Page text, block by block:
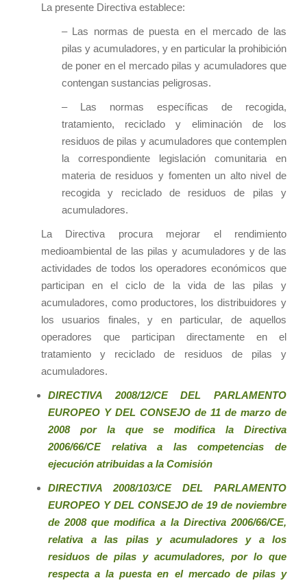
La presente Directiva establece:
– Las normas de puesta en el mercado de las
pilas y acumuladores, y en particular la prohibición
de poner en el mercado pilas y acumuladores que
contengan sustancias peligrosas.
– Las normas específicas de recogida,
tratamiento, reciclado y eliminación de los
residuos de pilas y acumuladores que contemplen
la correspondiente legislación comunitaria en
materia de residuos y fomenten un alto nivel de
recogida y reciclado de residuos de pilas y
acumuladores.
La Directiva procura mejorar el rendimiento
medioambiental de las pilas y acumuladores y de las
actividades de todos los operadores económicos que
participan en el ciclo de la vida de las pilas y
acumuladores, como productores, los distribuidores y
los usuarios finales, y en particular, de aquellos
operadores que participan directamente en el
tratamiento y reciclado de residuos de pilas y
acumuladores.
DIRECTIVA 2008/12/CE DEL PARLAMENTO
EUROPEO Y DEL CONSEJO de 11 de marzo de
2008 por la que se modifica la Directiva
2006/66/CE relativa a las competencias de
ejecución atribuidas a la Comisión
DIRECTIVA 2008/103/CE DEL PARLAMENTO
EUROPEO Y DEL CONSEJO de 19 de noviembre
de 2008 que modifica a la Directiva 2006/66/CE,
relativa a las pilas y acumuladores y a los
residuos de pilas y acumuladores, por lo que
respecta a la puesta en el mercado de pilas y